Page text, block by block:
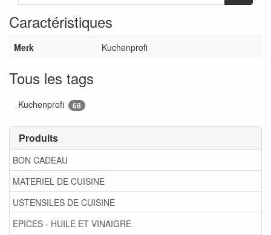
Produits
BON CADEAU
MATERIEL DE CUISINE
USTENSILES DE CUISINE
EPICES - HUILE ET VINAIGRE
Caractéristiques
Merk Kuchenprofi
Tous les tags
Kuchenprofi 68